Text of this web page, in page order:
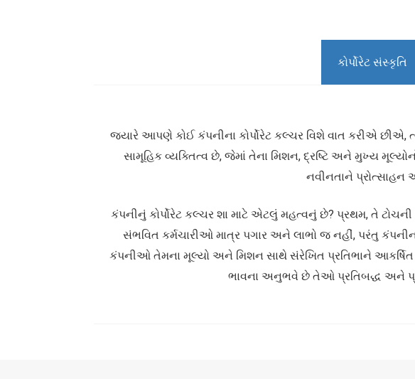
કોર્પોરેટ સંસ્કૃતિ
જ્યારે આપણે કોઈ કંપનીના કોર્પોરેટ કલ્ચર વિશે વાત કરીએ
સામૂહિક વ્યક્તિત્વ છે, જેમાં તેના મિશન, દ્રષ્ટિ અને મુખ્ય
નવીનતાને
કંપનીનું કોર્પોરેટ કલ્ચર શા માટે એટલું મહત્વનું છે? પ્રથમ, તે
સંભવિત કર્મચારીઓ માત્ર પગાર અને લાભો જ નહીં, પરંતુ
કંપનીઓ તેમના મૂલ્યો અને મિશન સાથે સંરેખિત પ્રતિભાને
ભાવના અનુભવે છે તેઓ પ્રતિબદ્ધ અને